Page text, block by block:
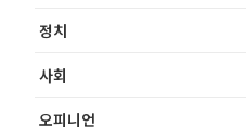
정치
사회
오피니언